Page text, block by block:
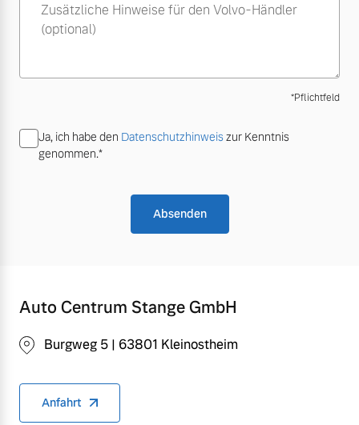
Fahrzeug konfigurieren
Gebrauchtwagen
Die Neuwagenalternative
Jetzt kennenlernen
Volvo Winter- und
direkt an.
Entdecken Sie unsere
saisonalen Angebote.
Finanzierung & Leasing
Zusätzliche Hinweise für den Volvo-Händler
(optional)
*Pflichtfeld
Ja, ich habe den Datenschutzhinweiszur Kenntnis
genommen.*
Absenden
Auto Centrum Stange GmbH
Burgweg 5 | 63801 Kleinostheim
Anfahrt